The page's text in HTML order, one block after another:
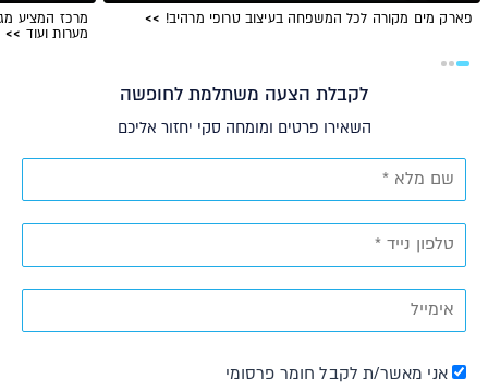
פארק מים מקורה לכל המשפחה בעיצוב טרופי מרהיב! >>
מרכז המציע
מערות ועוד >>
לקבלת הצעה משתלמת לחופשה
השאירו פרטים ומומחה סקי יחזור אליכם
אני מאשר/ת לקבל חומר פרסומי